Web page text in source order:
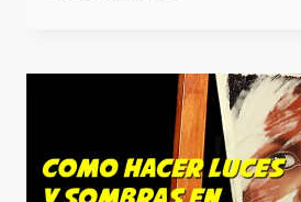
LA
PIEL